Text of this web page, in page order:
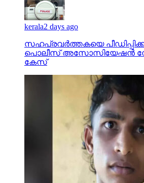
kerala2 days ago
സഹപ്രവര്‍ത്തകയെ
പൊലീസ് അസോസിയേഷന്‍
കേസ്